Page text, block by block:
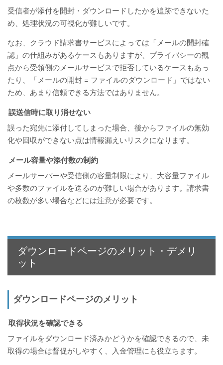
受信者が添付を開封・ダウンロードしたかを追跡できないた
め、処理状況の可視化が難しいです。
なお、クラウド請求書サービスによっては「メールの開封確
認」の仕組みがあるケースもありますが、プライバシーの観
点から受領側のメールサービスで拒否しているケースもあっ
たり、「メールの開封 = ファイルのダウンロード」ではない
ため、あまり信頼できる方法ではありません。
誤送信時に取り消せない
誤った宛先に添付してしまった場合、後からファイルの無効
化や回収ができない点は情報漏えいリスクになります。
メール容量や添付数の制約
メールサーバーや受信側の容量制限により、大容量ファイル
や多数のファイルを送るのが難しい場合があります。請求書
の枚数が多い場合などには注意が必要です。
ダウンロードページのメリット・デメリ
ット
ダウンロードページのメリット
取得状況を確認できる
ファイルをダウンロード済みかどうかを確認できるので、未
取得の場合は督促がしやすく、入金管理にも役立ちます。